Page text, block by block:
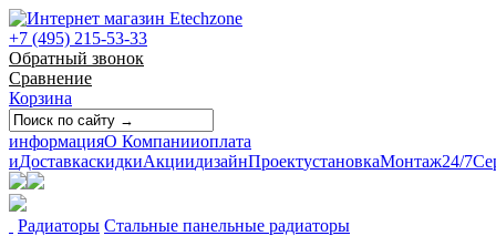
+7 (495) 215-53-33
Обратный звонок
Сравнение
Корзина
информацияО Компанииоплата
иДоставкаскидкиАкциидизайнПроектустановкаМонтаж24/7
Радиаторы Стальные панельные радиаторы